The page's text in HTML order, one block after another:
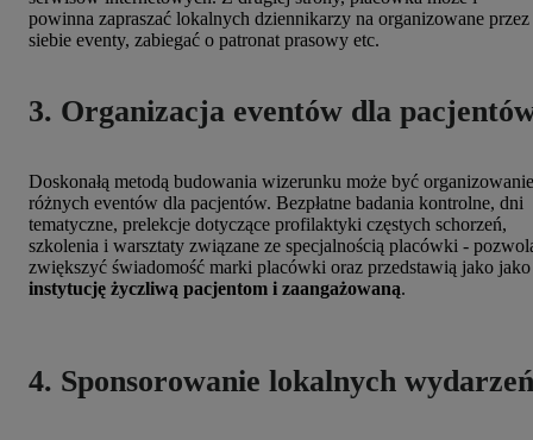
powinna zapraszać lokalnych dziennikarzy na organizowane przez
siebie eventy, zabiegać o patronat prasowy etc.
3. Organizacja eventów dla
Doskonałą metodą budowania wizerunku może być organizowanie
różnych eventów dla pacjentów. Bezpłatne badania kontrolne, dni
tematyczne, prelekcje dotyczące profilaktyki częstych schorzeń,
szkolenia i warsztaty związane ze specjalnością placówki -
zwiększyć świadomość marki placówki oraz przedstawią jako jako
instytucję życzliwą pacjentom i zaangażowaną.
4. Sponsorowanie lokalnych wydarzeń